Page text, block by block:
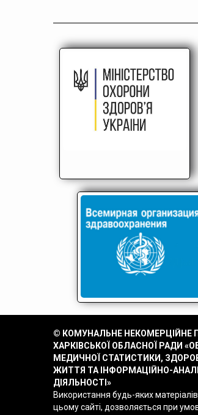
© КОМУНАЛЬНЕ НЕКОМЕРЦІЙНЕ
ХАРКІВСЬКОЇ ОБЛАСНОЇ РАДИ
МЕДИЧНОЇ СТАТИСТИКИ,
ЖИТТЯ ТА ІНФОРМАЦІЙНО-
ДІЯЛЬНОСТІ»
Використання будь-яких
цьому сайті, дозволяється при